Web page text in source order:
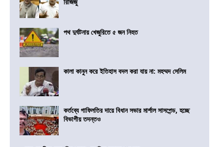
রিজিজু
পথ দুর্ঘটনায় খেজুরিতে ৫ জন নিহত
কালা কানুন করে ইতিহাস বদল করা যায় না: মহম্মদ সেলিম
কর্তব্যে গাফিলতির দায়ে বিধান সভার মার্শাল সাসপেন্ড, হচ্ছে
বিভাগীয় তদন্তও